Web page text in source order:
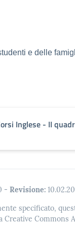
e delle
Inglese - II
- Revisione:
specificato,
Creative Commons